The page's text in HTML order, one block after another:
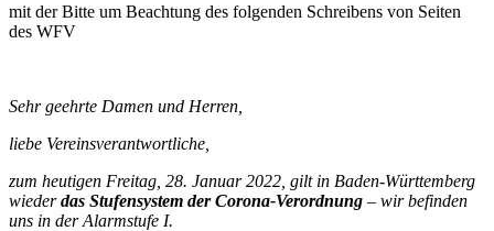
mit der Bitte um Beachtung des folgenden Schreibens von Seiten
des WFV
Sehr geehrte Damen und Herren,
liebe Vereinsverantwortliche,
zum heutigen Freitag, 28. Januar 2022, gilt in Baden-Württemberg
wiederdas Stufensystem der Corona-Verordnung – wir befinden
uns in der Alarmstufe I.